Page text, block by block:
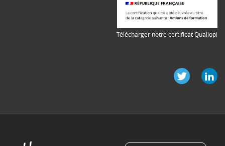
Télécharger notre certificat Qualiopi